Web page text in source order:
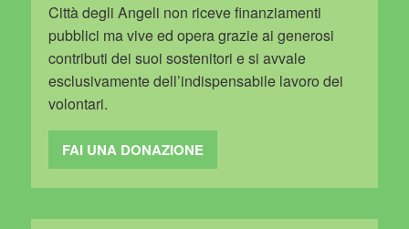
Città degli Angeli non riceve finanziamenti
pubblici ma vive ed opera grazie ai generosi
contributi dei suoi sostenitori e si avvale
esclusivamente dell’indispensabile lavoro dei
volontari.
FAI UNA DONAZIONE